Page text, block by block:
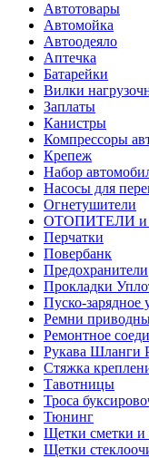
Автотовары
Автомойка
Автоодеяло
Аптечка
Батарейки
Вилки
Заплаты
Канистры
Компрессоры
Крепеж
Набор
Насосы для
Огнетушители
ОТОПИТЕЛИ
Перчатки
Повербанк
Предохранители
Прокладки
Пуско-зарядное
Ремни
Ремонтное
Рукава Шланги
Стяжка
Тавотницы
Троса
Тюнинг
Щетки сметки и
Щетки